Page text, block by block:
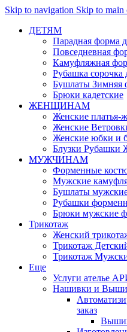
Skip to navigation Skip to main
ДЕТЯМ
Парадная форма
Повседневная
Камуфляжная
Рубашка сорочка
Бушлаты Зимняя
Брюки кадетские
ЖЕНЩИНАМ
Женские платья-
Женские
Женские юбки и
Блузки Рубашки
МУЖЧИНАМ
Форменные
Мужские
Бушлаты
Рубашки
Брюки мужские
Трикотаж
Женский
Трикотаж
Трикотаж
Еще
Услуги ателье
Нашивки и
заказ